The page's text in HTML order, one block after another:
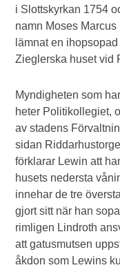
i Slottskyrkan 1754
namn Moses
lämnat en
Zieglerska huset vid
Myndigheten som
heter Politikollegiet,
av stadens
sidan
förklarar Lewin att
husets nedersta
innehar de tre
gjort sitt när han
rimligen Lindroth
att gatusmutsen
åkdon som Lewins